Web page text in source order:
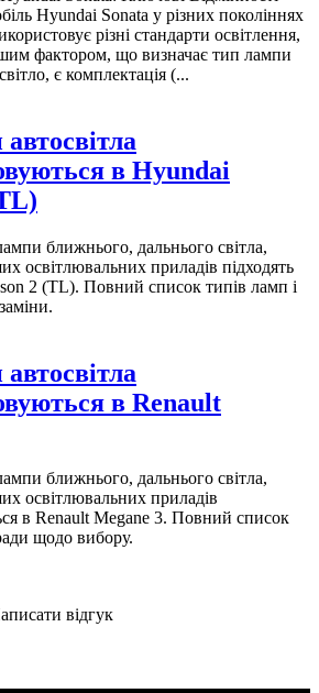
Hyundai Sonata у різних поколіннях
різні стандарти освітлення,
фактором, що визначає тип лампи
є комплектація (...
в Hyundai
ближнього, дальнього світла,
освітлювальних приладів підходять
2 (TL). Повний список типів ламп і
в Renault
ближнього, дальнього світла,
освітлювальних приладів
в Renault Megane 3. Повний список
щодо вибору.
відгук